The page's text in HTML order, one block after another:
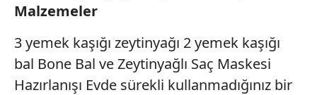
Malzemeler
3 yemek kaşığı zeytinyağı 2 yemek kaşığı
bal Bone Bal ve Zeytinyağlı Saç Maskesi
Hazırlanışı Evde sürekli kullanmadığınız bir